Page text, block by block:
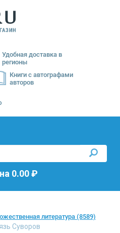
Удобная доставка в
регионы
Книги с автографами
авторов
на 0.00₽
литература (8589)
Суворов